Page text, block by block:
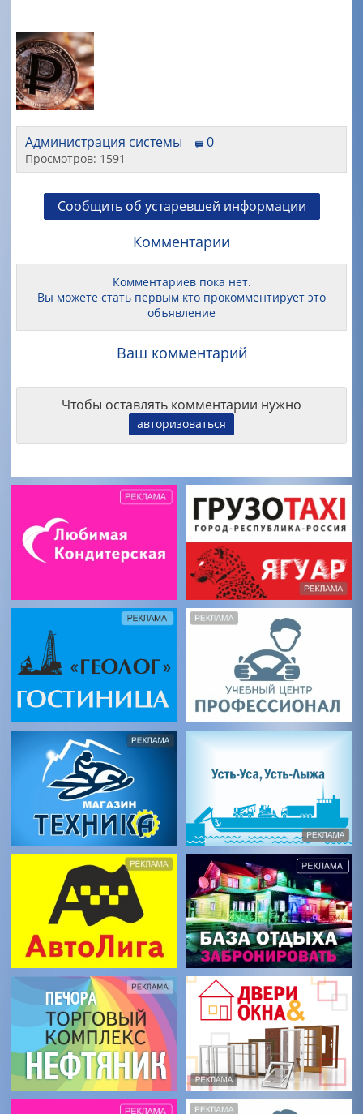
Администрация системы 0
Просмотров: 1591
Сообщить об устаревшей информации
Комментарии
Комментариев пока нет.
Вы можете стать первым кто прокомментирует это
объявление
Ваш комментарий
Чтобы оставлять комментарии нужно
авторизоваться